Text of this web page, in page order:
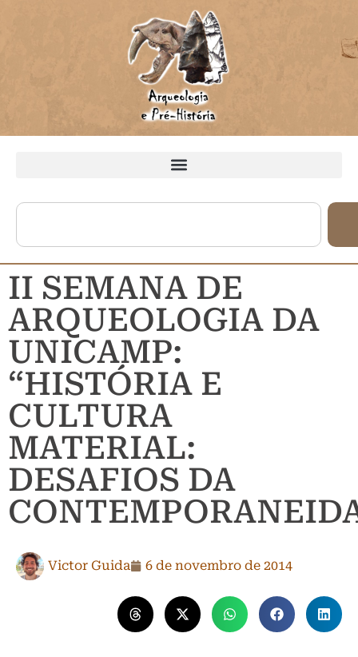
II SEMANA DE
ARQUEOLOGIA DA
UNICAMP:
“HISTÓRIA E
CULTURA
MATERIAL:
DESAFIOS DA
Victor Guida 6 de novembro de 2014